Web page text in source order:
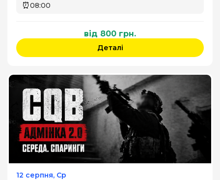
⏰08:00
від 800 грн.
Деталі
12 серпня, Ср